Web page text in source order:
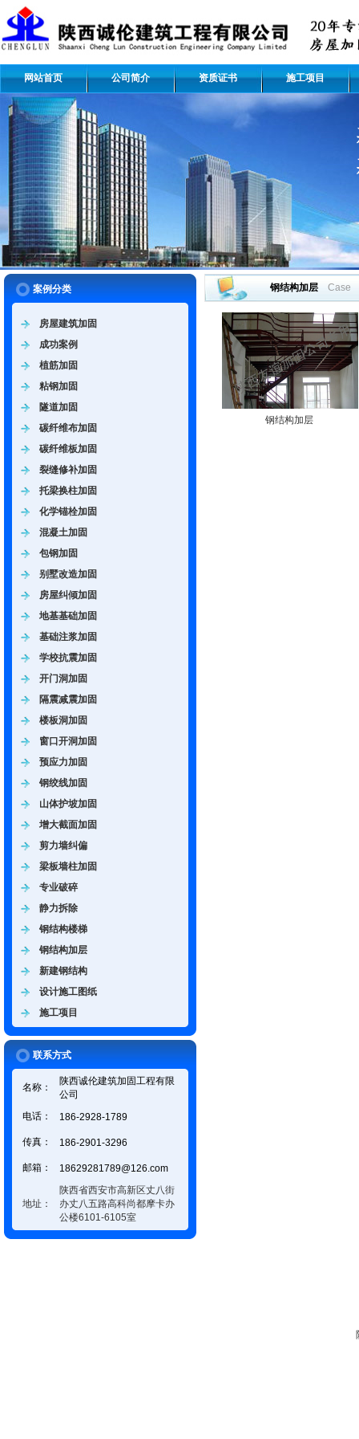
网站首页 公司简介 资质证书 施工项目
案例分类
房屋建筑加固
成功案例
植筋加固
粘钢加固
隧道加固
碳纤维布加固
碳纤维板加固
裂缝修补加固
托梁换柱加固
化学锚栓加固
混凝土加固
包钢加固
别墅改造加固
房屋纠倾加固
地基基础加固
基础注浆加固
学校抗震加固
开门洞加固
隔震减震加固
楼板洞加固
窗口开洞加固
预应力加固
钢绞线加固
山体护坡加固
增大截面加固
剪力墙纠偏
梁板墙柱加固
专业破碎
静力拆除
钢结构楼梯
钢结构加层
新建钢结构
设计施工图纸
施工项目
联系方式
名称：
陕西诚伦建筑加固工程有限
公司
电话：
186-2928-1789
传真： 186-2901-3296
邮箱： 18629281789@126.com
地址：
陕西省西安市高新区丈八街
办丈八五路高科尚都摩卡办
公楼6101-6105室
钢结构加层 Case
钢结构加层